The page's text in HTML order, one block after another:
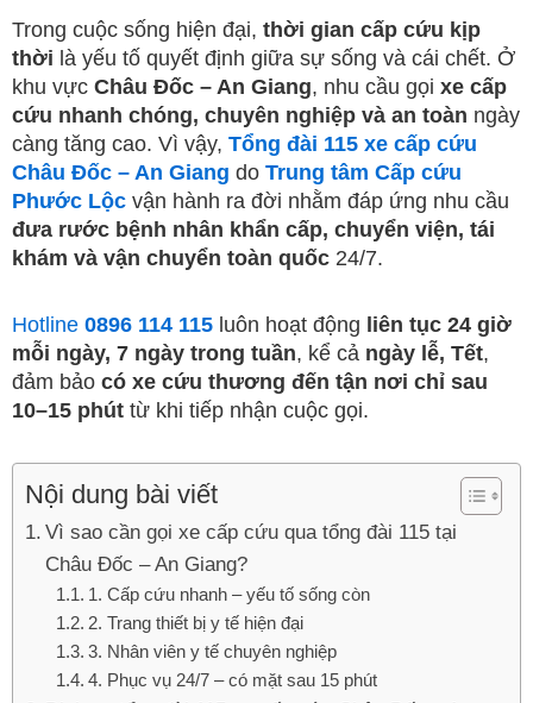
b
o
o
k
t
e
r
u
b
e
d
i
n
Trong cuộc sống hiện đại, thời gian cấp cứu kịp
thời là yếu tố quyết định giữa sự sống và cái chết. Ở
khu vực Châu Đốc – An Giang, nhu cầu gọi xe cấp
cứu nhanh chóng, chuyên nghiệp và an toàn ngày
càng tăng cao. Vì vậy, Tổng đài 115 xe cấp cứu
Châu Đốc – An Giang do Trung tâm Cấp cứu
Phước Lộc vận hành ra đời nhằm đáp ứng nhu cầu
đưa rước bệnh nhân khẩn cấp, chuyển viện, tái
khám và vận chuyển toàn quốc 24/7.
Hotline 0896 114 115 luôn hoạt động liên tục 24 giờ
mỗi ngày, 7 ngày trong tuần, kể cả ngày lễ, Tết,
đảm bảo có xe cứu thương đến tận nơi chỉ sau
10–15 phút từ khi tiếp nhận cuộc gọi.
Nội dung bài viết
Vì sao cần gọi xe cấp cứu qua tổng đài 115 tại
Châu Đốc – An Giang?
1. Cấp cứu nhanh – yếu tố sống còn
2. Trang thiết bị y tế hiện đại
3. Nhân viên y tế chuyên nghiệp
4. Phục vụ 24/7 – có mặt sau 15 phút